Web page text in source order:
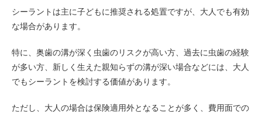
シーラントは主に子どもに推奨される処置ですが、大人でも有効
な場合があります。
特に、奥歯の溝が深く虫歯のリスクが高い方、過去に虫歯の経験
が多い方、新しく生えた親知らずの溝が深い場合などには、大人
でもシーラントを検討する価値があります。
ただし、大人の場合は保険適用外となることが多く、費用面での